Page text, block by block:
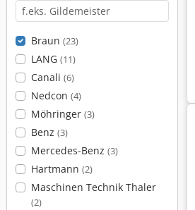
Braun (23)
LANG (11)
Canali (6)
Nedcon (4)
Möhringer (3)
Benz (3)
Mercedes-Benz (3)
Hartmann (2)
Maschinen Technik Thaler
(2)